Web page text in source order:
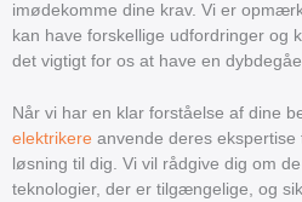
imødekomme dine krav. Vi er
kan have forskellige udfordringer og
det vigtigt for os at have en
Når vi har en klar forståelse af dine
elektrikere anvende deres ekspertise
løsning til dig. Vi vil rådgive dig om
teknologier, der er tilgængelige, og